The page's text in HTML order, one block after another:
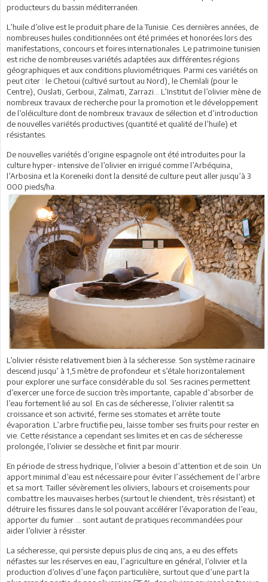
producteurs du bassin méditerranéen.
L’huile d’olive est le produit phare de la Tunisie. Ces dernières années, de
nombreuses huiles conditionnées ont été primées et honorées lors des
manifestations, concours et foires internationales. Le patrimoine tunisien
est riche de nombreuses variétés adaptées aux différentes régions
géographiques et aux conditions pluviométriques. Parmi ces variétés on
peut citer : le Chetoui (cultivé surtout au Nord), le Chemlali (pour le
Centre), Ouslati, Gerboui, Zalmati, Zarrazi… L’Institut de l’olivier mène de
nombreux travaux de recherche pour la promotion et le développement
de l’oléiculture dont de nombreux travaux de sélection et d’introduction
de nouvelles variétés productives (quantité et qualité de l’huile) et
résistantes.
De nouvelles variétés d’origine espagnole ont été introduites pour la
culture hyper- intensive de l’olivier en irrigué comme l’Arbéquina,
l’Arbosina et la Koreneiki dont la densité de culture peut aller jusqu’à 3
000 pieds/ha.
L’olivier résiste relativement bien à la sécheresse. Son système racinaire
descend jusqu’ à 1,5 mètre de profondeur et s’étale horizontalement
pour explorer une surface considérable du sol. Ses racines permettent
d’exercer une force de succion très importante, capable d’absorber de
l’eau fortement lié au sol. En cas de sécheresse, l’olivier ralentit sa
croissance et son activité, ferme ses stomates et arrête toute
évaporation. L’arbre fructifie peu, laisse tomber ses fruits pour rester en
vie. Cette résistance a cependant ses limites et en cas de sécheresse
prolongée, l’olivier se dessèche et finit par mourir.
En période de stress hydrique, l’olivier a besoin d’attention et de soin. Un
apport minimal d’eau est nécessaire pour éviter l’asséchement de l’arbre
et sa mort. Tailler sévèrement les oliviers, labours et croisements pour
combattre les mauvaises herbes (surtout le chiendent, très résistant) et
détruire les fissures dans le sol pouvant accélérer l’évaporation de l’eau,
apporter du fumier … sont autant de pratiques recommandées pour
aider l’olivier à résister.
La sécheresse, qui persiste depuis plus de cinq ans, a eu des effets
néfastes sur les réserves en eau, l’agriculture en général, l’olivier et la
production d’olives d’une façon particulière, surtout que d’une part la